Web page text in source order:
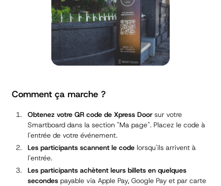
Comment ça marche ?
Obtenez votre QR code de Xpress Door sur votre
Smartboard dans la section "Ma page". Placez le code à
l'entrée de votre événement.
Les participants scannent le code lorsqu'ils arrivent à
l'entrée.
Les participants achètent leurs billets en quelques
secondes payable via Apple Pay, Google Pay et par carte